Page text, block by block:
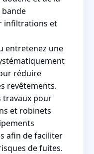
infiltrations et
entretenez une
réduire
revêtements.
travaux pour
et robinets
afin de faciliter
de fuites.